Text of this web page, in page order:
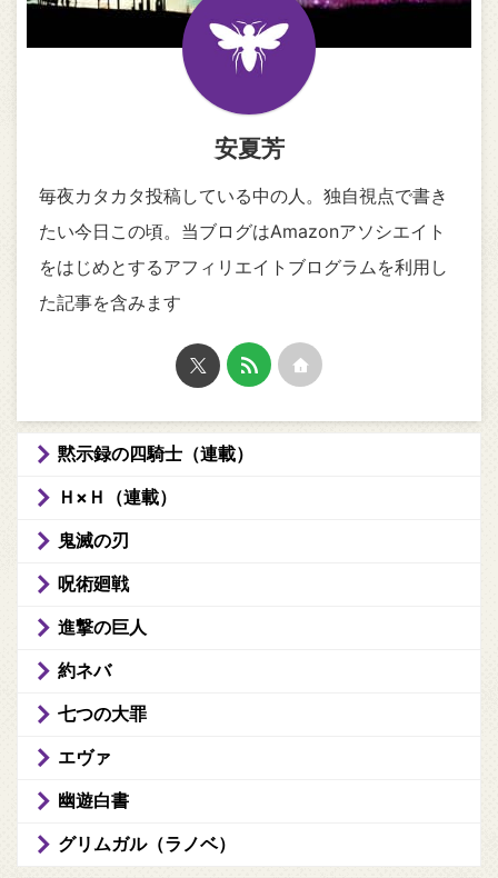
安夏芳
毎夜カタカタ投稿している中の人。独自視点で書き
たい今日この頃。当ブログはAmazonアソシエイト
をはじめとするアフィリエイトブログラムを利用し
た記事を含みます
黙示録の四騎士（連載）
Ｈ×Ｈ（連載）
鬼滅の刃
呪術廻戦
進撃の巨人
約ネバ
七つの大罪
エヴァ
幽遊白書
グリムガル（ラノベ）